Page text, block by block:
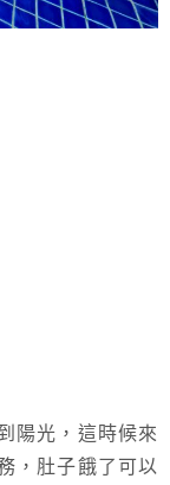
陽光，這時候來
，肚子餓了可以